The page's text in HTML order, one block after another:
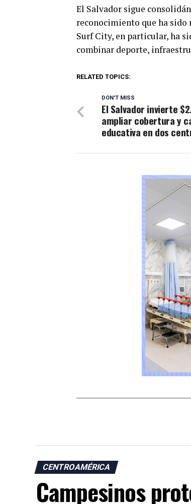
El Salvador sigue
reconocimiento que ha
Surf City, en particular, ha
combinar deporte,
RELATED TOPICS:
DON'T MISS
El Salvador invierte
ampliar cobertura y
educativa en dos
CENTROAMÉRICA
Campesinos